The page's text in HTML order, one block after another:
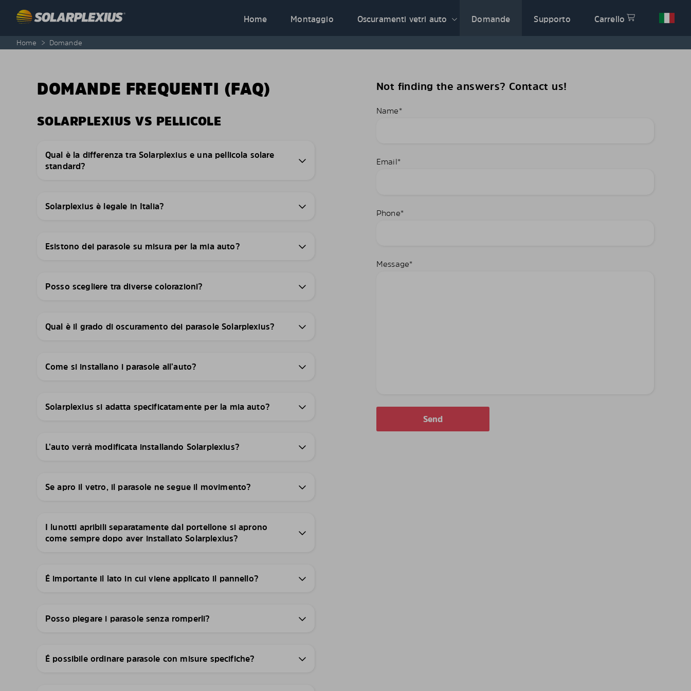
Home
Montaggio Oscuramenti vetri auto Domande Supporto Carrello
Home > Domande
DOMANDE FREQUENTI (FAQ)
SOLARPLEXIUS VS PELLICOLE
Qual è la differenza tra Solarplexius e una pellicola solare
standard?
Solarplexius è legale in Italia?
Esistono dei parasole su misura per la mia auto?
Posso scegliere tra diverse colorazioni?
Qual è il grado di oscuramento dei parasole Solarplexius?
Come si installano i parasole all’auto?
Solarplexius si adatta specificatamente per la mia auto?
L’auto verrà modificata installando Solarplexius?
Se apro il vetro, il parasole ne segue il movimento?
I lunotti apribili separatamente dal portellone si aprono
come sempre dopo aver installato Solarplexius?
É importante il lato in cui viene applicato il pannello?
Posso piegare i parasole senza romperli?
É possibile ordinare parasole con misure specifiche?
Not finding the answers? Contact us!
Name*
Email*
Phone*
Message*